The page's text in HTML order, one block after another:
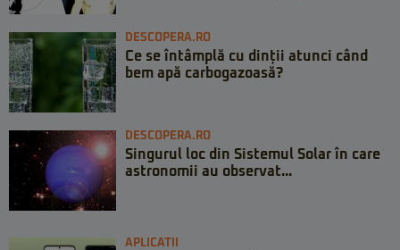
DESCOPERA.RO
Ce se întâmplă cu dinții atunci când
bem apă carbogazoasă?
DESCOPERA.RO
Singurul loc din Sistemul Solar în care
astronomii au observat...
APLICATII